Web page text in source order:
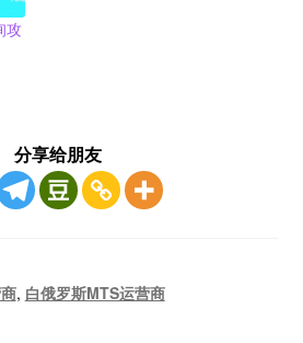
攻
分享给朋友
, 白俄罗斯MTS运营商